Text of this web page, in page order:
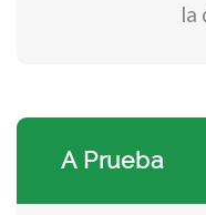
la
A Prueba